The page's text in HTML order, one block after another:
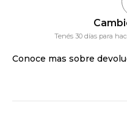
Tenés 30 días para
Conoce mas sobre